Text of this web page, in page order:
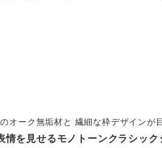
オーク無垢材と 繊細な枠デザインが
情を見せるモノトーンクラシック